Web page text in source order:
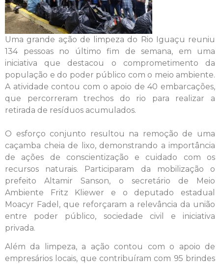
Uma grande ação de limpeza do Rio Iguaçu reuniu
134 pessoas no último fim de semana, em uma
iniciativa que destacou o comprometimento da
população e do poder público com o meio ambiente.
A atividade contou com o apoio de 40 embarcações,
que percorreram trechos do rio para realizar a
retirada de resíduos acumulados.
O esforço conjunto resultou na remoção de uma
caçamba cheia de lixo, demonstrando a importância
de ações de conscientização e cuidado com os
recursos naturais. Participaram da mobilização o
prefeito Altamir Sanson, o secretário de Meio
Ambiente Fritz Kliewer e o deputado estadual
Moacyr Fadel, que reforçaram a relevância da união
entre poder público, sociedade civil e iniciativa
privada.
Além da limpeza, a ação contou com o apoio de
empresários locais, que contribuíram com 95 brindes